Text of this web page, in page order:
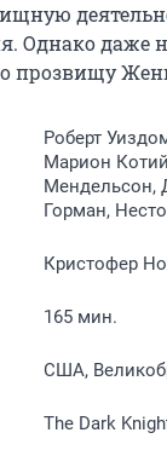
Однако даже
прозвищу
Роберт
Марион
Мендельсон,
Горман,
Кристофер
165 мин.
США,
The Dark